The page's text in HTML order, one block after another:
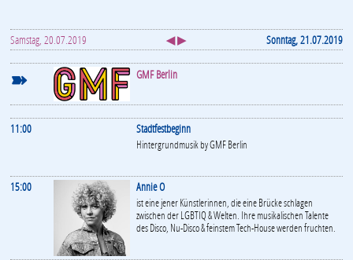
Samstag, 20.07.2019 ◀ ▶ Sonntag, 21.07.2019
➽ GMF Berlin
11:00 Stadtfestbeginn
Hintergrundmusik by GMF Berlin
15:00 Annie O
ist eine jener Künstlerinnen, die eine Brücke schlagen
zwischen der LGBTIQ & Welten. Ihre musikalischen Talente
des Disco, Nu-Disco & feinstem Tech-House werden fruchten.